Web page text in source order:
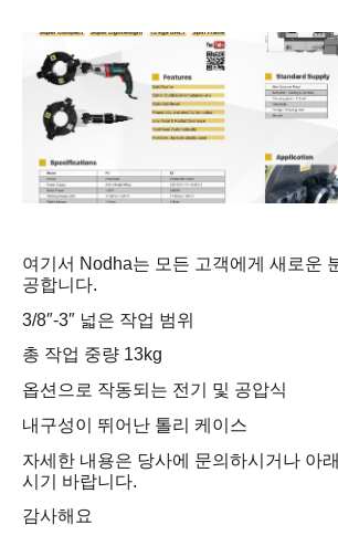
여기서 Nodha는 모든 고객에게 새로운
공합니다.
3/8″-3″ 넓은 작업 범위
총 작업 중량 13kg
옵션으로 작동되는 전기 및 공압식
내구성이 뛰어난 톨리 케이스
자세한 내용은 당사에 문의하시거나 아
시기 바랍니다.
감사해요